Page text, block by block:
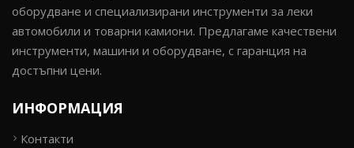
оборудване и специализирани инструменти за леки
автомобили и товарни камиони. Предлагаме качествени
инструменти, машини и оборудване, с гаранция на
достъпни цени.
ИНФОРМАЦИЯ
Контакти